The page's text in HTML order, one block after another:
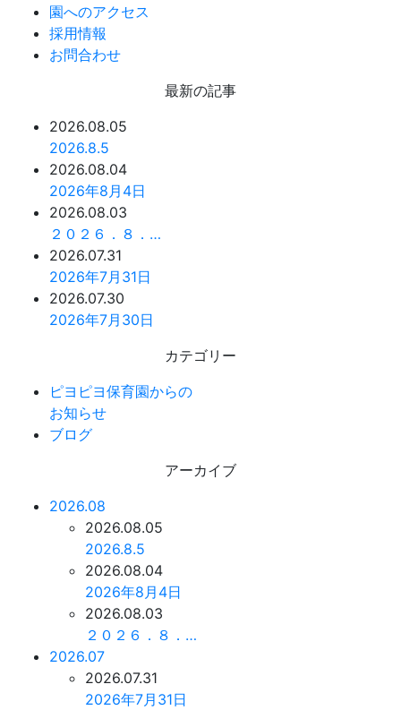
園へのアクセス
採用情報
お問合わせ
最新の記事
2026.08.05
2026.8.5
2026.08.04
2026年8月4日
2026.08.03
２０２６．８．…
2026.07.31
2026年7月31日
2026.07.30
2026年7月30日
カテゴリー
ピヨピヨ保育園からの
お知らせ
ブログ
アーカイブ
2026.08
2026.08.05
2026.8.5
2026.08.04
2026年8月4日
2026.08.03
２０２６．８．…
2026.07
2026.07.31
2026年7月31日